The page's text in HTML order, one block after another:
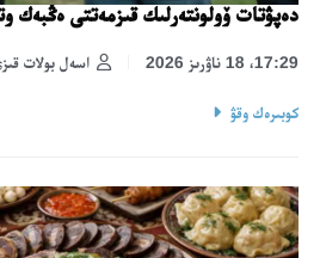
دەپۋتات ۆولونتەرلىك قىزمەتتى ەڭبەك
اسەل بولات 17:29، 18 ناۋرىز 2026
كوبىرەك وقۋ